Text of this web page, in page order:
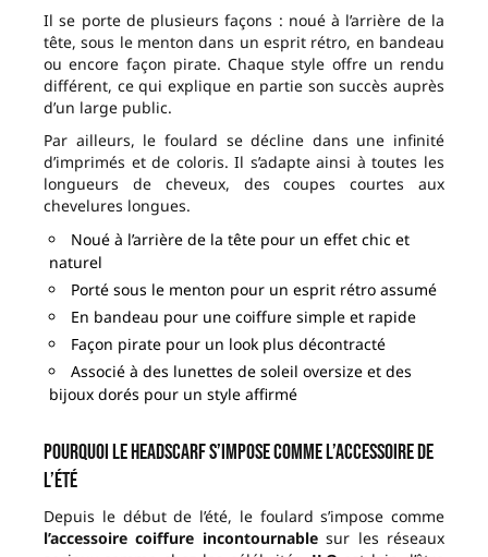
Il se porte de plusieurs façons : noué à l’arrière de la
tête, sous le menton dans un esprit rétro, en bandeau
ou encore façon pirate. Chaque style offre un rendu
différent, ce qui explique en partie son succès auprès
d’un large public.
Par ailleurs, le foulard se décline dans une infinité
d’imprimés et de coloris. Il s’adapte ainsi à toutes les
longueurs de cheveux, des coupes courtes aux
chevelures longues.
Noué à l’arrière de la tête pour un effet chic et
naturel
Porté sous le menton pour un esprit rétro assumé
En bandeau pour une coiffure simple et rapide
Façon pirate pour un look plus décontracté
Associé à des lunettes de soleil oversize et des
bijoux dorés pour un style affirmé
Pourquoi le headscarf s’impose comme l’accessoire de
l’été
Depuis le début de l’été, le foulard s’impose comme
l’accessoire coiffure incontournablesur les réseaux